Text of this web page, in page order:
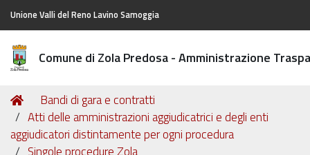
Unione Valli del Reno Lavino Samoggia
Comune di Zola Predosa - Amministrazione
Tu
sei
qui:
Home
Bandi di gara e contratti
Atti delle amministrazioni aggiudicatrici e degli enti
aggiudicatori distintamente per ogni procedura